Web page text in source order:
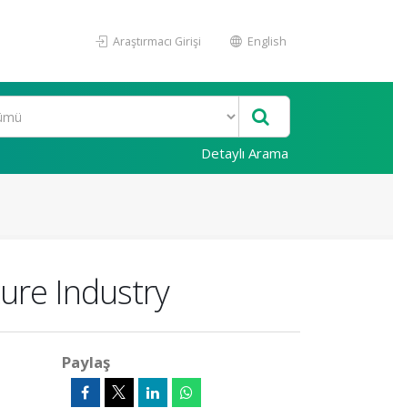
Araştırmacı Girişi English
Detaylı Arama
Industry
Paylaş